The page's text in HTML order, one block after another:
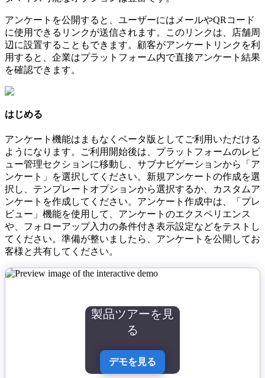
アンケートを公開すると、ユーザーにはメールやQRコード
に使用できるリンクが送信されます。このリンクは、店舗周
辺に設置することもできます。顧客がアンケートリンクを利
用すると、企業はプラットフォーム内で直接アンケート結果
を確認できます。
はじめる
アンケート機能はまもなくベータ版としてご利用いただける
ようになります。ご利用開始後は、プラットフォームのレビ
ュー管理セクションに移動し、サブナビゲーションから「ア
ンケート」を選択してください。新規アンケートの作成を選
択し、テンプレートオプションから選択するか、カスタムア
ンケートを作成してください。アンケート作成中は、「プレ
ビュー」機能を使用して、アンケートのエクスペリエンス
や、フォローアップ入力の条件付き表示設定などをテストし
てください。準備が整いましたら、アンケートを公開してお
客様と共有してください。
製品ツアーを見
る
デモを見る